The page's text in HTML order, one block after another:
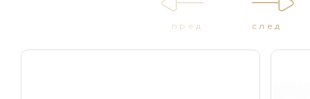
пред след